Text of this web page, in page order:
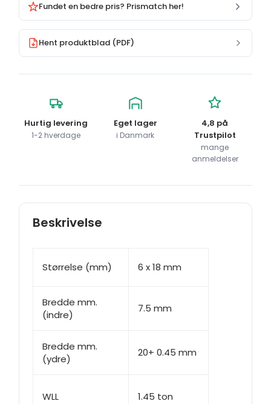
Fundet en bedre pris? Prismatch her!
Hent produktblad (PDF)
Hurtig levering
1-2 hverdage
Eget lager
i Danmark
4,8 på
Trustpilot
mange
anmeldelser
Beskrivelse
Størrelse (mm) 6 x 18 mm
Bredde mm.
(indre)
7.5 mm
Bredde mm.
(ydre)
20+ 0.45 mm
WLL 1.45 ton